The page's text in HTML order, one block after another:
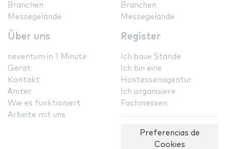
Branchen
Messegelände
Branchen
Messegelände
Über uns
neventum in 1 Minute
Gerät
Kontakt
Ämter
Wie es funktioniert
Arbeite mit uns
Register
Ich baue Stände
Ich bin eine
Hostessenagentur
Ich organisiere
Fachmessen
Preferencias de
Cookies